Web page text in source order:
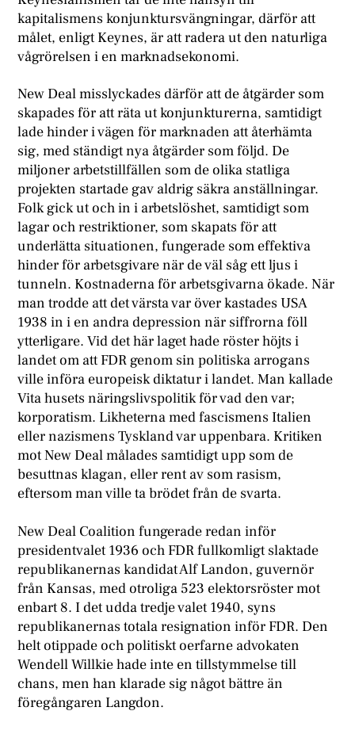
kapitalismens konjunktursvängningar, därför att
målet, enligt Keynes, är att radera ut den naturliga
vågrörelsen i en marknadsekonomi.
New Deal misslyckades därför att de åtgärder som
skapades för att räta ut konjunkturerna, samtidigt
lade hinder i vägen för marknaden att återhämta
sig, med ständigt nya åtgärder som följd. De
miljoner arbetstillfällen som de olika statliga
projekten startade gav aldrig säkra anställningar.
Folk gick ut och in i arbetslöshet, samtidigt som
lagar och restriktioner, som skapats för att
underlätta situationen, fungerade som effektiva
hinder för arbetsgivare när de väl såg ett ljus i
tunneln. Kostnaderna för arbetsgivarna ökade. När
man trodde att det värsta var över kastades USA
1938 in i en andra depression när siffrorna föll
ytterligare. Vid det här laget hade röster höjts i
landet om att FDR genom sin politiska arrogans
ville införa europeisk diktatur i landet. Man kallade
Vita husets näringslivspolitik för vad den var;
korporatism. Likheterna med fascismens Italien
eller nazismens Tyskland var uppenbara. Kritiken
mot New Deal målades samtidigt upp som de
besuttnas klagan, eller rent av som rasism,
eftersom man ville ta brödet från de svarta.
New Deal Coalition fungerade redan inför
presidentvalet 1936 och FDR fullkomligt slaktade
republikanernas kandidat Alf Landon, guvernör
från Kansas, med otroliga 523 elektorsröster mot
enbart 8. I det udda tredje valet 1940, syns
republikanernas totala resignation inför FDR. Den
helt otippade och politiskt oerfarne advokaten
Wendell Willkie hade inte en tillstymmelse till
chans, men han klarade sig något bättre än
föregångaren Langdon.